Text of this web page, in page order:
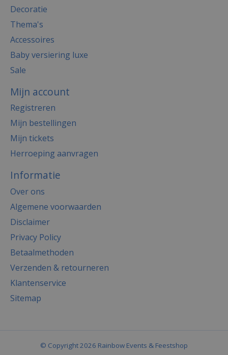
Decoratie
Thema's
Accessoires
Baby versiering luxe
Sale
Mijn account
Registreren
Mijn bestellingen
Mijn tickets
Herroeping aanvragen
Informatie
Over ons
Algemene voorwaarden
Disclaimer
Privacy Policy
Betaalmethoden
Verzenden & retourneren
Klantenservice
Sitemap
© Copyright 2026 Rainbow Events & Feestshop